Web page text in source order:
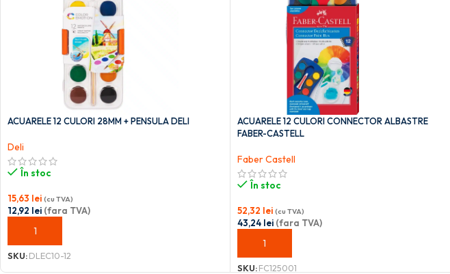
ACUARELE 12 CULORI 28MM + PENSULA DELI
Deli
În stoc
15,63 lei (cu TVA)
12,92 lei (fara TVA)
ADAUGĂ ÎN COȘ
SKU:DLEC10-12
ACUARELE 12 CULORI CONNECTOR ALBASTRE
FABER-CASTELL
Faber Castell
În stoc
52,32 lei (cu TVA)
43,24 lei(fara TVA)
ADAUGĂ ÎN COȘ
SKU:FC125001